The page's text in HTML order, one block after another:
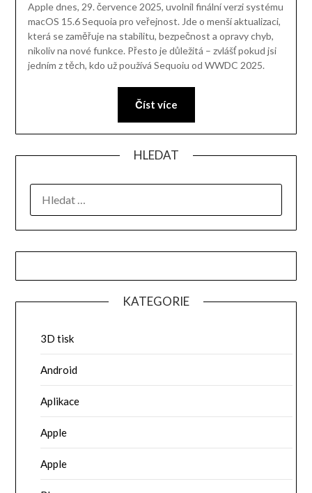
Apple dnes, 29. července 2025, uvolnil finální verzi systému
macOS 15.6 Sequoia pro veřejnost. Jde o menší aktualizaci,
která se zaměřuje na stabilitu, bezpečnost a opravy chyb,
nikoliv na nové funkce. Přesto je důležitá – zvlášť pokud jsi
jedním z těch, kdo už používá Sequoiu od WWDC 2025.
Číst více
HLEDAT
KATEGORIE
3D tisk
Android
Aplikace
Apple
Apple